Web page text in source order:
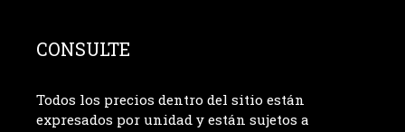
CONSULTE
Todos los precios dentro del sitio están
expresados por unidad y están sujetos a